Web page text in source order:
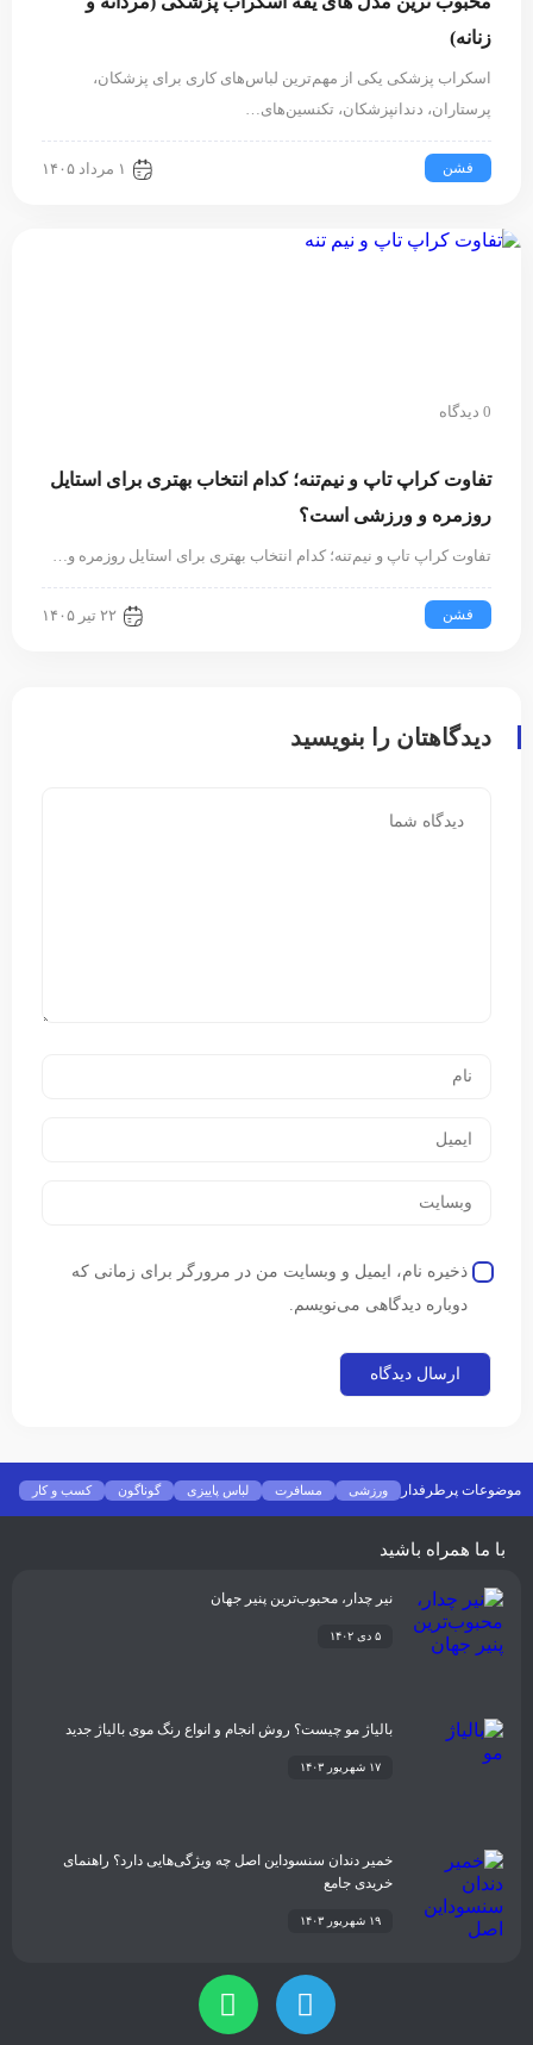
زنانه)
اسکراب پزشکی یکی از مهم‌ترین لباس‌های کاری برای پزشکان،
پرستاران، دندانپزشکان، تکنسین‌های…
فشن ۱ مرداد ۱۴۰۵
0 دیدگاه
تفاوت کراپ تاپ و نیم‌تنه؛ کدام انتخاب بهتری برای استایل
روزمره و ورزشی است؟
تفاوت کراپ تاپ و نیم‌تنه؛ کدام انتخاب بهتری برای استایل روزمره و…
فشن ۲۲ تیر ۱۴۰۵
دیدگاهتان را بنویسید
ذخیره نام، ایمیل و وبسایت من در مرورگر برای زمانی که
دوباره دیدگاهی می‌نویسم.
موضوعات پرطرفدار ورزشی مسافرت لباس پاییزی گوناگون
کسب و کار
فشن
غذا و نوشیدنی شیوه زندگی سلامتی تکنولوژی اخبار شرکت ها
با ما همراه باشید
نیر چدار، محبوب‌ترین پنیر جهان
۵ دی ۱۴۰۲
بالیاژ مو چیست؟ روش انجام و انواع رنگ موی بالیاژ جدید
۱۷ شهریور ۱۴۰۳
خمیر دندان سنسوداین اصل چه ویژگی‌هایی دارد؟ راهنمای
خریدی جامع
۱۹ شهریور ۱۴۰۳